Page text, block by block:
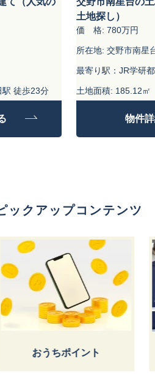
駅 徒歩23分
土地探し）
価 格: 780万円
所在地: 交野市南星
最寄り駅：JR学研
土地面積: 185.12㎡
物件
ックアップコンテンツ
アフターサービス